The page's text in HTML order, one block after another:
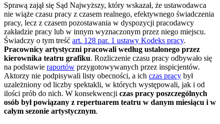
Sprawą zajął się Sąd Najwyższy, który wskazał, że ustawodawca
nie wiąże czasu pracy z czasem realnego, efektywnego świadczenia
pracy, lecz z czasem pozostawania w dyspozycji pracodawcy
zakładzie pracy lub w innym wyznaczonym przez niego miejscu.
Świadczy o tym treść art. 128 par. 1 ustawy Kodeks pracy.
Pracownicy artystyczni pracowali według ustalonego przez
kierownika teatru grafiku. Rozliczenie czasu pracy odbywało się
na podstawie raportów przygotowywanych przez inspicjentów.
Aktorzy nie podpisywali listy obecności, a ich czas pracy był
uzależniony od liczby spektakli, w których występowali, jak i od
ilości prób do nich. W konsekwencji czas pracy poszczególnych
osób był powiązany z repertuarem teatru w danym miesiącu i w
całym sezonie artystycznym.